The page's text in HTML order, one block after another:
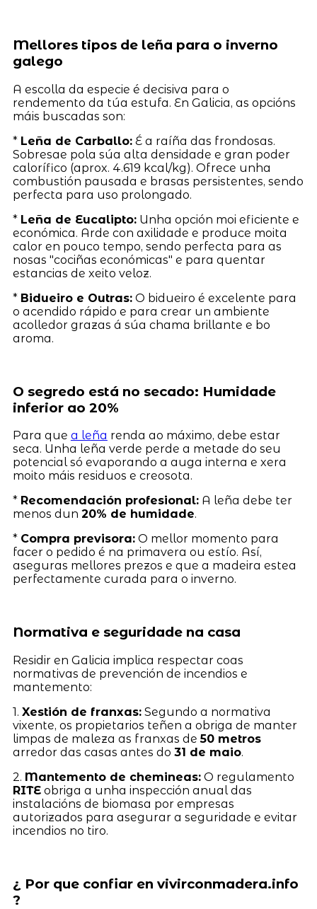
Mellores tipos de leña para o inverno
galego
A escolla da especie é decisiva para o
rendemento da túa estufa. En Galicia, as opcións
máis buscadas son:
* Leña de Carballo:É a raíña das frondosas.
Sobresae pola súa alta densidade e gran poder
calorífico (aprox. 4.619 kcal/kg). Ofrece unha
combustión pausada e brasas persistentes, sendo
perfecta para uso prolongado.
* Leña de Eucalipto:Unha opción moi eficiente e
económica. Arde con axilidade e produce moita
calor en pouco tempo, sendo perfecta para as
nosas "cociñas económicas" e para quentar
estancias de xeito veloz.
* Bidueiro e Outras:O bidueiro é excelente para
o acendido rápido e para crear un ambiente
acolledor grazas á súa chama brillante e bo
aroma.
O segredo está no secado: Humidade
inferior ao 20%
Para que a leña renda ao máximo, debe estar
seca. Unha leña verde perde a metade do seu
potencial só evaporando a auga interna e xera
moito máis residuos e creosota.
* Recomendación profesional:A leña debe ter
menos dun 20% de humidade.
* Compra previsora:O mellor momento para
facer o pedido é na primavera ou estío. Así,
aseguras mellores prezos e que a madeira estea
perfectamente curada para o inverno.
Normativa e seguridade na casa
Residir en Galicia implica respectar coas
normativas de prevención de incendios e
mantemento:
1. Xestión de franxas:Segundo a normativa
vixente, os propietarios teñen a obriga de manter
limpas de maleza as franxas de50 metros
arredor das casas antes do 31 de maio.
2. Mantemento de chemineas:O regulamento
RITEobriga a unha inspección anual das
instalacións de biomasa por empresas
autorizados para asegurar a seguridade e evitar
incendios no tiro.
¿ Por que confiar en vivirconmadera.info
?